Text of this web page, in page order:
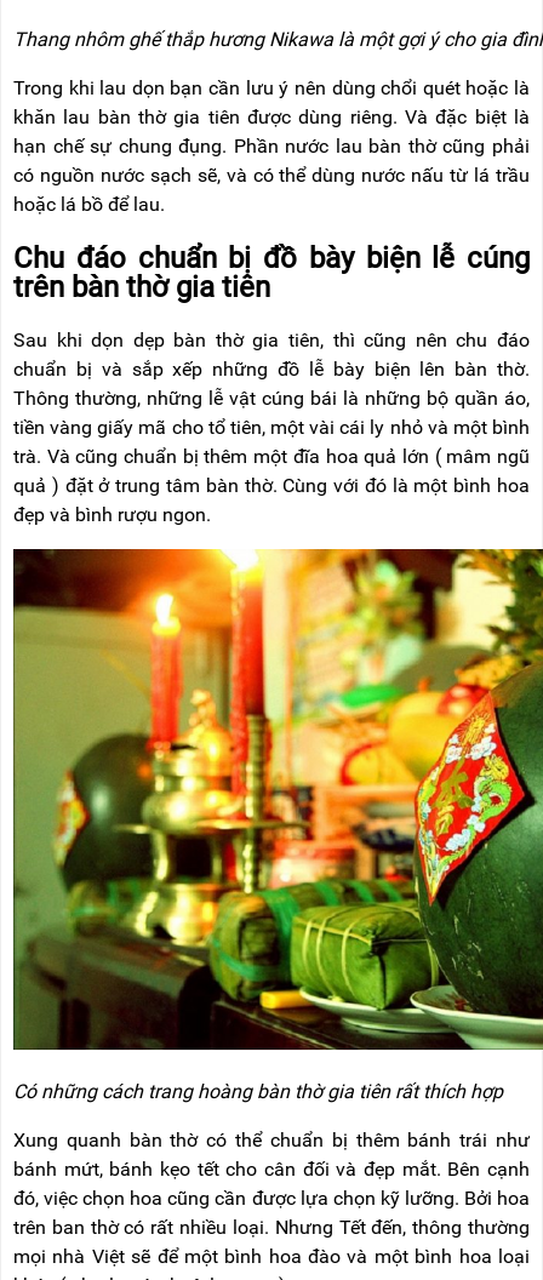
Thang nhôm ghế thắp hương Nikawa là một gợi ý cho gia
Trong khi lau dọn bạn cần lưu ý nên dùng chổi quét hoặc là
khăn lau bàn thờ gia tiên được dùng riêng. Và đặc biệt là
hạn chế sự chung đụng. Phần nước lau bàn thờ cũng phải
có nguồn nước sạch sẽ, và có thể dùng nước nấu từ lá trầu
hoặc lá bồ để lau.
Chu đáo chuẩn bị đồ bày biện lễ cúng
trên bàn thờ gia tiên
Sau khi dọn dẹp bàn thờ gia tiên, thì cũng nên chu đáo
chuẩn bị và sắp xếp những đồ lễ bày biện lên bàn thờ.
Thông thường, những lễ vật cúng bái là những bộ quần áo,
tiền vàng giấy mã cho tổ tiên, một vài cái ly nhỏ và một bình
trà. Và cũng chuẩn bị thêm một đĩa hoa quả lớn ( mâm ngũ
quả ) đặt ở trung tâm bàn thờ. Cùng với đó là một bình hoa
đẹp và bình rượu ngon.
Có những cách trang hoàng bàn thờ gia tiên rất thích hợp
Xung quanh bàn thờ có thể chuẩn bị thêm bánh trái như
bánh mứt, bánh kẹo tết cho cân đối và đẹp mắt. Bên cạnh
đó, việc chọn hoa cũng cần được lựa chọn kỹ lưỡng. Bởi hoa
trên ban thờ có rất nhiều loại. Nhưng Tết đến, thông thường
mọi nhà Việt sẽ để một bình hoa đào và một bình hoa loại